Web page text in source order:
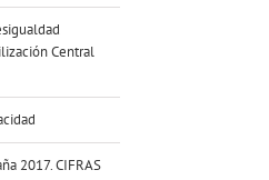
Central
2017. CIFRAS